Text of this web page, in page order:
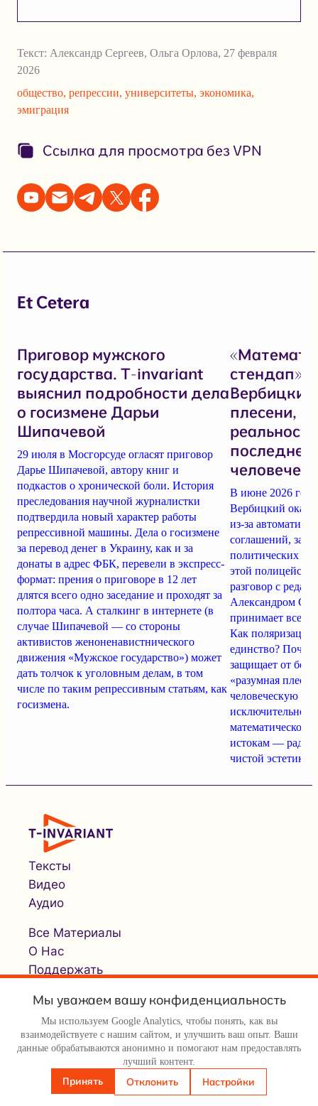
Текст: Александр Сергеев, Ольга Орлова, 27 февраля
2026
общество, репрессии, университеты, экономика,
эмиграция
Ссылка для просмотра без VPN
Et Cetera
Приговор мужского
государства. T-invariant
выяснил подробности дела
о госизмене Дарьи
Шипачевой
29 июля в Мосгорсуде огласят приговор
Дарье Шипачевой, автору книг и
подкастов о хронической боли. История
преследования научной журналистки
подтвердила новый характер работы
репрессивной машины. Дела о госизмене
за перевод денег в Украину, как и за
донаты в адрес ФБК, перевели в экспресс-
формат: прения о приговоре в 12 лет
длятся всего одно заседание и проходят за
полтора часа. А сталкинг в интернете (в
случае Шипачевой — со стороны
активистов женоненавистнического
движения «Мужское государство») может
дать толчок к уголовным делам, в том
числе по таким репрессивным статьям, как
госизмена.
стендап».
плесени,
В июне 2026
Вербицкий
из-за
соглашений,
политических
этой
разговор с
Александром
принимает все
Как поляризация
единство?
защищает от
«разумная
человеческую
математической
истокам —
чистой эстетике?
Тексты
Видео
Аудио
Все Материалы
О Нас
Поддержать
© Т-инвариант / T-invariant, 2026
Мы уважаем вашу конфиденциальность
Мы используем Google Analytics, чтобы понять, как вы
взаимодействуете с нашим сайтом, и улучшить ваш опыт. Ваши
данные обрабатываются анонимно и помогают нам предоставлять
лучший контент.
Принять Отклонить Настройки